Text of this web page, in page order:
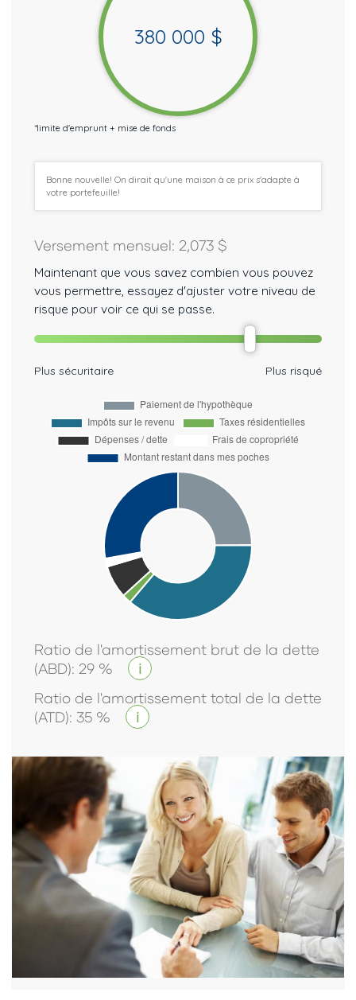
380 000 $
*limite d'emprunt + mise de fonds
Bonne nouvelle! On dirait qu'une maison à ce prix s'adapte à
votre portefeuille!
Versement mensuel: 2,073 $
Maintenant que vous savez combien vous pouvez
vous permettre, essayez d'ajuster votre niveau de
risque pour voir ce qui se passe.
Plus sécuritaire Plus risqué
Ratio de l'amortissement brut de la dette
(ABD): 29 %
i
Ratio de l'amortissement total de la dette
(ATD): 35 % i